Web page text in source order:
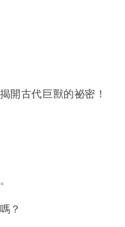
開古代巨獸的祕密！
？